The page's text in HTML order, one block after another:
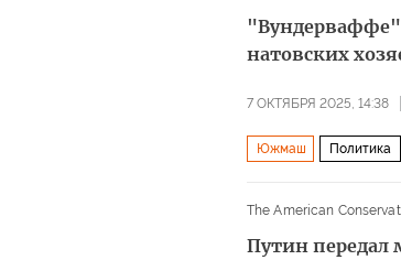
"Вундерваффе"
натовских
7 ОКТЯБРЯ 2025, 14:38
Южмаш Политика
The American
Путин